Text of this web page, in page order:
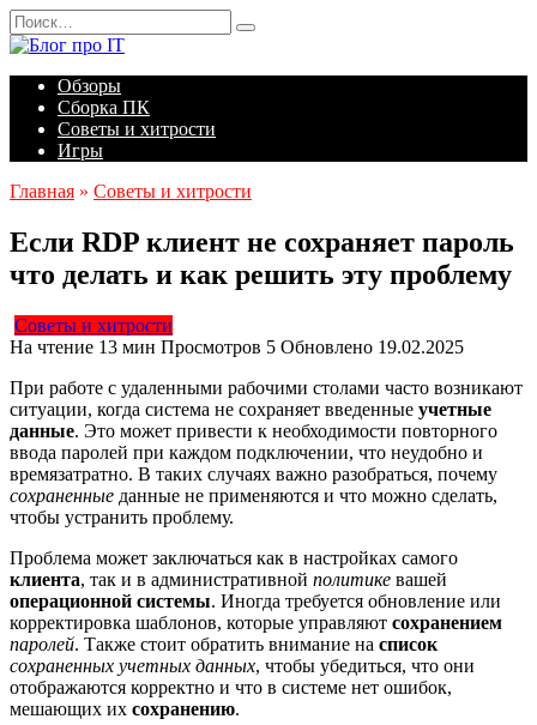
Перейти
к
содержанию
Search
for:
Обзоры
Сборка ПК
Советы и хитрости
Игры
Главная » Советы и хитрости
Если RDP клиент не сохраняет пароль
что делать и как решить эту проблему
Советы и хитрости
На чтение 13 мин Просмотров 5 Обновлено 19.02.2025
При работе с удаленными рабочими столами часто возникают
ситуации, когда система не сохраняет введенные учетные
данные. Это может привести к необходимости повторного
ввода паролей при каждом подключении, что неудобно и
времязатратно. В таких случаях важно разобраться, почему
сохраненные данные не применяются и что можно сделать,
чтобы устранить проблему.
Проблема может заключаться как в настройках самого
клиента, так и в административной политике вашей
операционной системы. Иногда требуется обновление или
корректировка шаблонов, которые управляют сохранением
паролей. Также стоит обратить внимание на список
сохраненных учетных данных, чтобы убедиться, что они
отображаются корректно и что в системе нет ошибок,
мешающих их сохранению.